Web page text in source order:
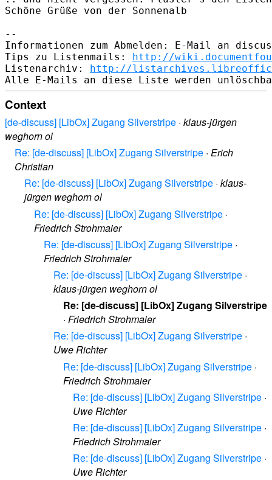
Schöne Grüße von der Sonnenalb
--
Informationen zum Abmelden: E-Mail an
Tips zu Listenmails: http://
Listenarchiv: http://
Context
[de-discuss] [LibOx] Zugang Silverstripe · klaus-jürgen
weghorn ol
Re: [de-discuss] [LibOx] Zugang Silverstripe · Erich
Christian
Re: [de-discuss] [LibOx] Zugang Silverstripe · klaus-
jürgen weghorn ol
Re: [de-discuss] [LibOx] Zugang Silverstripe ·
Friedrich Strohmaier
Re: [de-discuss] [LibOx] Zugang Silverstripe ·
Friedrich Strohmaier
Re: [de-discuss] [LibOx] Zugang Silverstripe ·
klaus-jürgen weghorn ol
Re: [de-discuss] [LibOx] Zugang Silverstripe
· Friedrich Strohmaier
Re: [de-discuss] [LibOx] Zugang Silverstripe ·
Uwe Richter
Re: [de-discuss] [LibOx] Zugang Silverstripe ·
Friedrich Strohmaier
Re: [de-discuss] [LibOx] Zugang Silverstripe ·
Uwe Richter
Re: [de-discuss] [LibOx] Zugang Silverstripe ·
Friedrich Strohmaier
Re: [de-discuss] [LibOx] Zugang Silverstripe ·
Uwe Richter